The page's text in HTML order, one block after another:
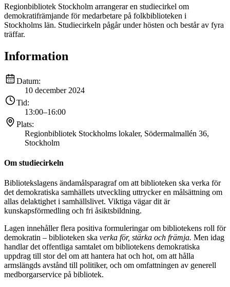
Regionbibliotek Stockholm arrangerar en studiecirkel om
demokratifrämjande för medarbetare på folkbiblioteken i
Stockholms län. Studiecirkeln pågår under hösten och består av fyra
träffar.
Information
Datum:
10 december 2024
Tid:
13:00–16:00
Plats:
Regionbibliotek Stockholms lokaler, Södermalmallén 36,
Stockholm​
Om studiecirkeln
Bibliotekslagens ändamålsparagraf om att biblioteken ska verka för
det demokratiska samhällets utveckling uttrycker en målsättning om
allas delaktighet i samhällslivet. Viktiga vägar dit är
kunskapsförmedling och fri åsiktsbildning.
Lagen innehåller flera positiva formuleringar om bibliotekens roll för
demokratin – biblioteken ska verka för, stärka och främja. Men idag
handlar det offentliga samtalet om bibliotekens demokratiska
uppdrag till stor del om att hantera hat och hot, om att hålla
armslängds avstånd till politiker, och om omfattningen av generell
medborgarservice på bibliotek.